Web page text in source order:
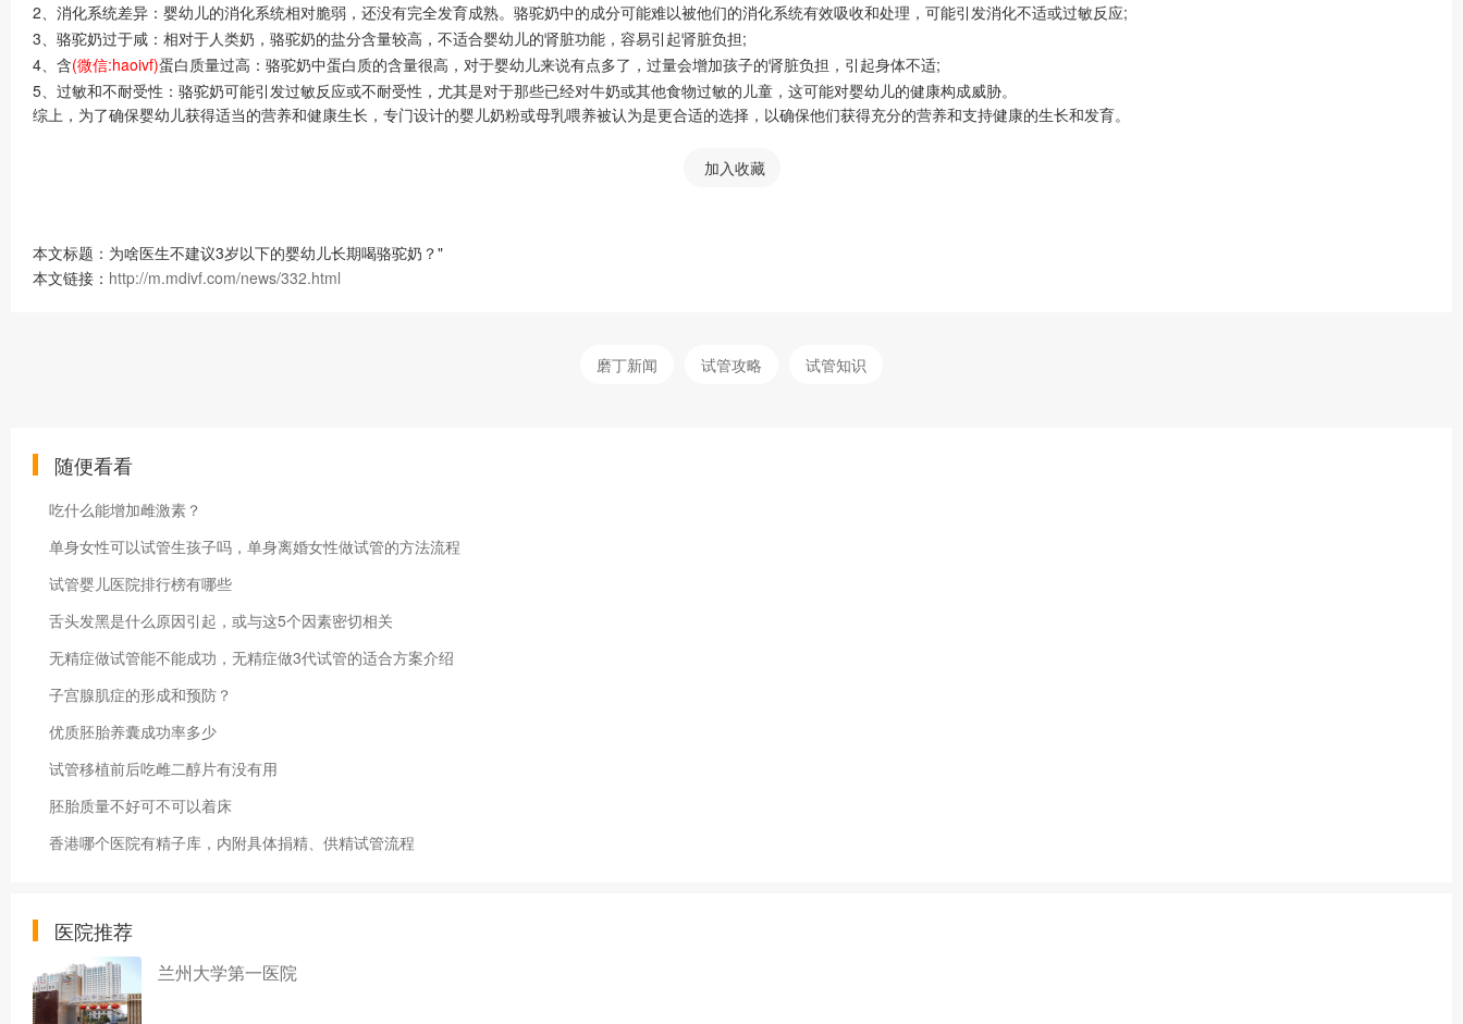
2、消化系统差异：婴幼儿的消化系统相对脆弱，还没有完全发育成熟。骆驼奶中的成分可能难以被他们的消化系统有效吸收和处理，可能引发消化不适或过敏反应;
3、骆驼奶过于咸：相对于人类奶，骆驼奶的盐分含量较高，不适合婴幼儿的肾脏功能，容易引起肾脏负担;
4、含(微信:haoivf)蛋白质量过高：骆驼奶中蛋白质的含量很高，对于婴幼儿来说有点多了，过量会增加孩子的肾脏负担，引起身体不适;
5、过敏和不耐受性：骆驼奶可能引发过敏反应或不耐受性，尤其是对于那些已经对牛奶或其他食物过敏的儿童，这可能对婴幼儿的健康构成威胁。
综上，为了确保婴幼儿获得适当的营养和健康生长，专门设计的婴儿奶粉或母乳喂养被认为是更合适的选择，以确保他们获得充分的营养和支持健康的生长和发育。
加入收藏
本文标题：为啥医生不建议3岁以下的婴幼儿长期喝骆驼奶？"
本文链接： http://m.mdivf.com/news/332.html
磨丁新闻 试管攻略 试管知识
随便看看
吃什么能增加雌激素？
单身女性可以试管生孩子吗，单身离婚女性做试管的方法流程
试管婴儿医院排行榜有哪些
舌头发黑是什么原因引起，或与这5个因素密切相关
无精症做试管能不能成功，无精症做3代试管的适合方案介绍
子宫腺肌症的形成和预防？
优质胚胎养囊成功率多少
试管移植前后吃雌二醇片有没有用
胚胎质量不好可不可以着床
香港哪个医院有精子库，内附具体捐精、供精试管流程
医院推荐
兰州大学第一医院